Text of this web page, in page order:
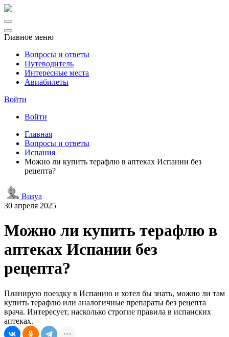
Главное меню
Вопросы и ответы
Путеводитель
Интересные места
Авиабилеты
Войти
Войти
Главная
Вопросы и ответы
Испания
Можно ли купить терафлю в аптеках Испании без
рецепта?
Busya
30 апреля 2025
Можно ли купить терафлю в
аптеках Испании без
рецепта?
Планирую поездку в Испанию и хотел бы знать, можно ли там
купить терафлю или аналогичные препараты без рецепта
врача. Интересует, насколько строгие правила в испанских
аптеках.